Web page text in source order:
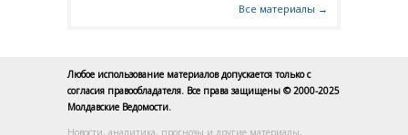
Все материалы →
Любое использование материалов допускается только с
согласия правообладателя. Все права защищены © 2000-2025
Молдавские Ведомости.
Новости, аналитика, прогнозы и другие материалы,